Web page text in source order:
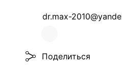
dr.max-
Поделиться